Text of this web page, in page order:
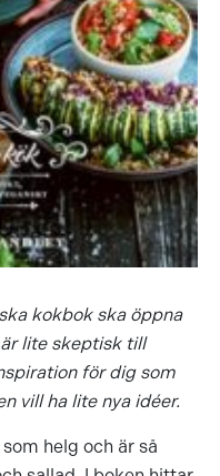
kokbok ska öppna
lite skeptisk till
för dig som
vill ha lite nya idéer.
helg och är så